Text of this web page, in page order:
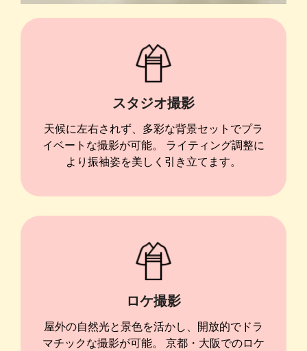
スタジオ撮影
天候に左右されず、多彩な背景セットでプラ
イベートな撮影が可能。 ライティング調整に
より振袖姿を美しく引き立てます。
ロケ撮影
屋外の自然光と景色を活かし、開放的でドラ
マチックな撮影が可能。 京都・大阪でのロケ